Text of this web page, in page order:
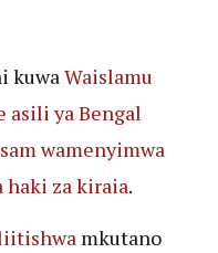
kuwaWaislamu
ya Bengal
wamenyimwa
haki za kiraia.
mkutano